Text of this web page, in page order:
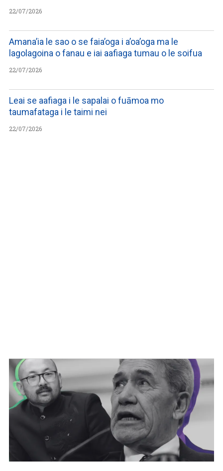
22/07/2026
Amana’ia le sao o se faia’oga i a’oa’oga ma le
lagolagoina o fanau e iai aafiaga tumau o le soifua
22/07/2026
Leai se aafiaga i le sapalai o fuāmoa mo
taumafataga i le taimi nei
22/07/2026